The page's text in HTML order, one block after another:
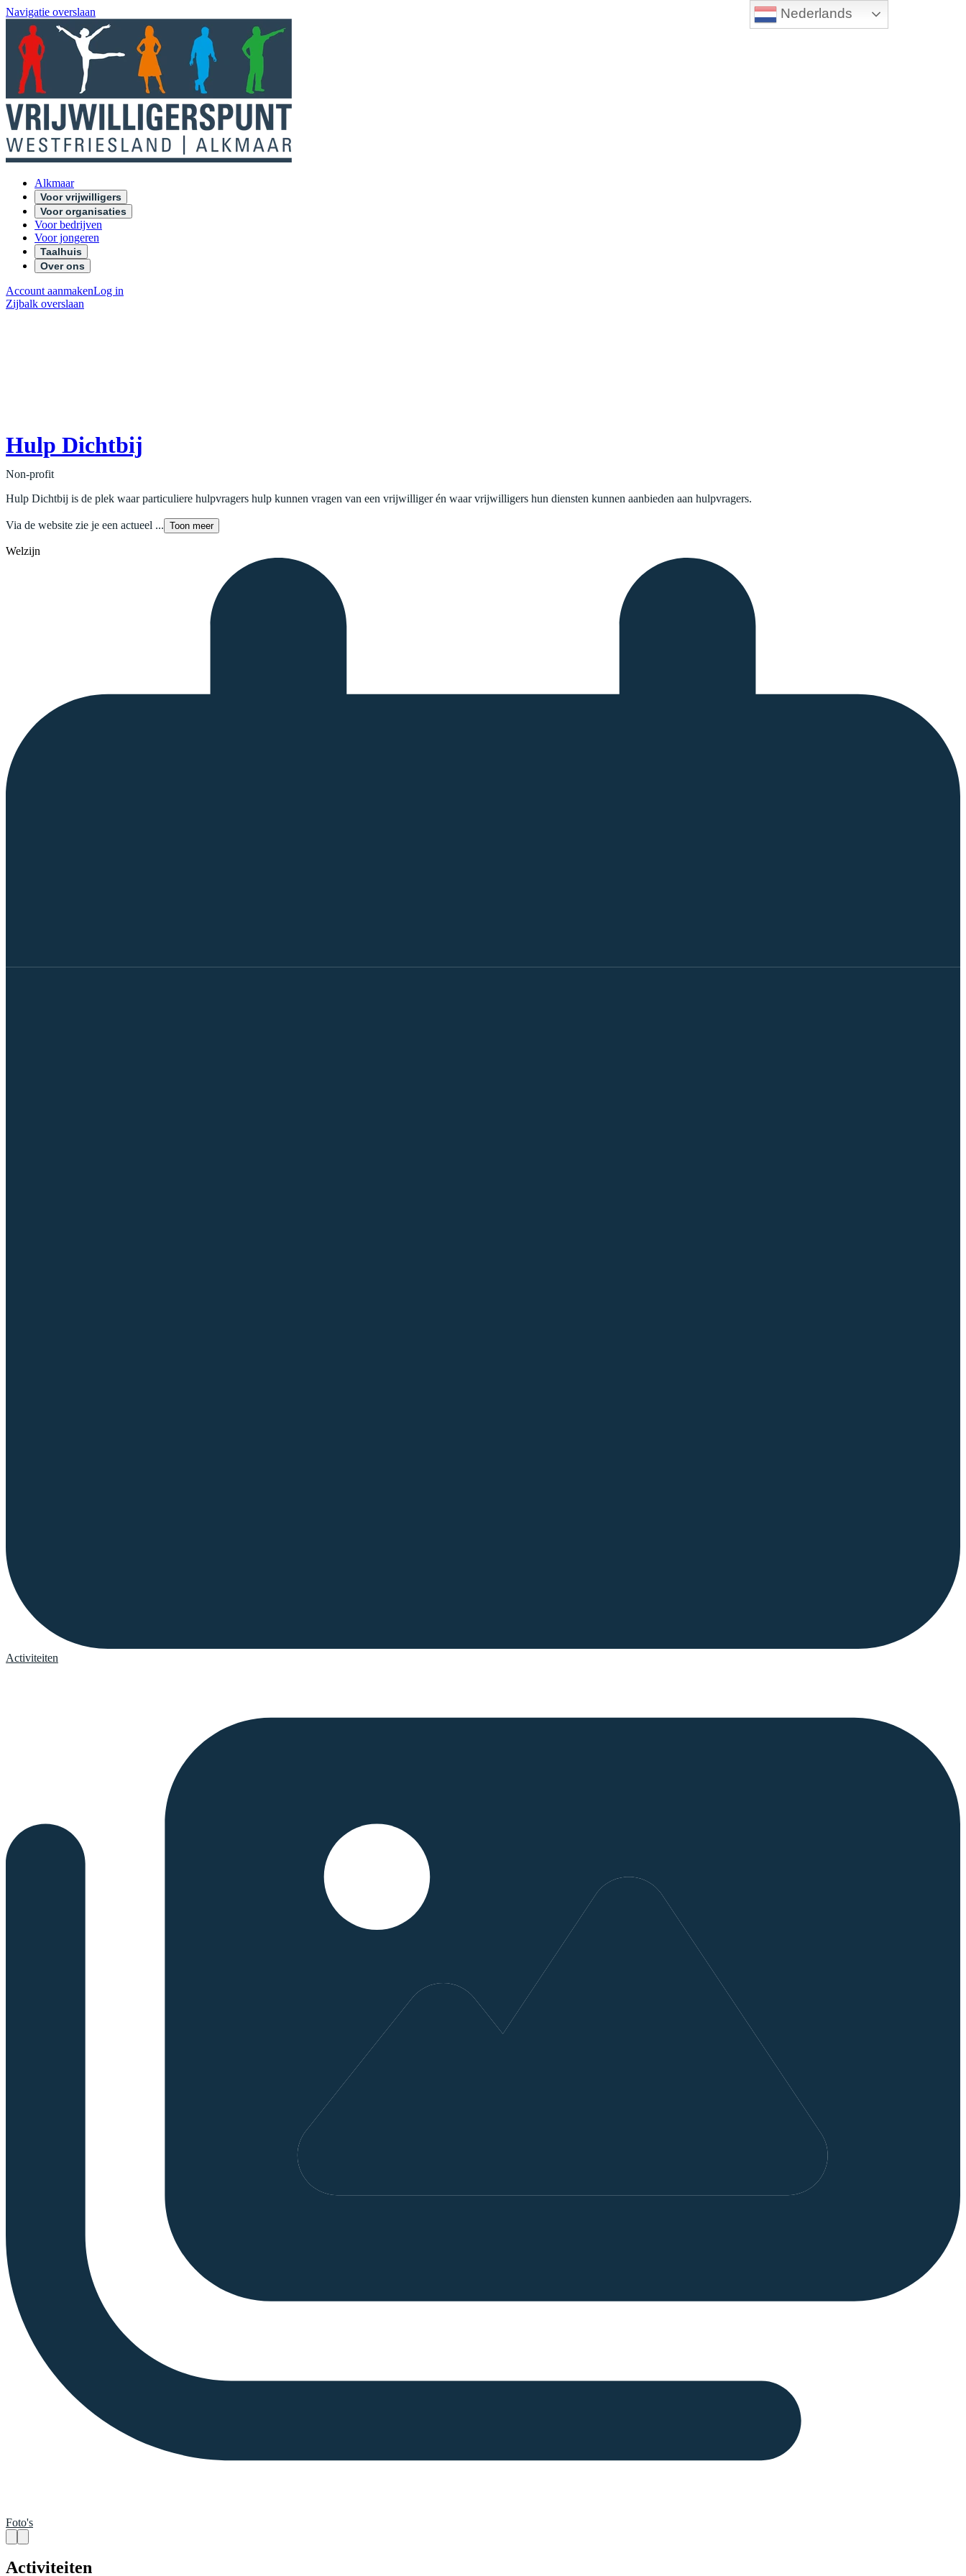
Nederlands
Navigatie overslaan
Alkmaar
Voor vrijwilligers
Voor organisaties
Voor bedrijven
Voor jongeren
Taalhuis
Over ons
Account aanmakenLog in
Zijbalk overslaan
Hulp Dichtbij
Non-profit
Hulp Dichtbij is de plek waar particuliere hulpvragers hulp kunnen vragen van een vrijwilliger én waar vrijwilligers hun diensten kunnen aanbieden aan hulpvragers.
Via de website zie je een actueel ... Toon meer
Welzijn
Activiteiten
Foto's
Activiteiten